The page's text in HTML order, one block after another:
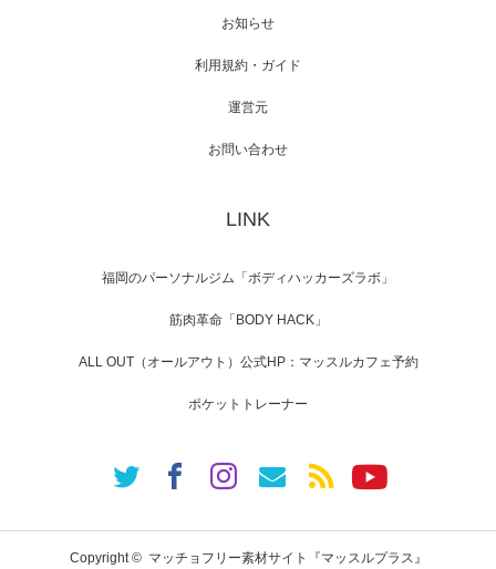
【TV】NHK BS「COOL JAPAN 」にてマッス
「ねとらぼ」さんに…
お知らせ
利用規約・ガイド
運営元
お問い合わせ
LINK
福岡のパーソナルジム「ボディハッカーズラボ」
筋肉革命「BODY HACK」
ALL OUT（オールアウト）公式HP：マッスルカフェ予約
ポケットトレーナー
Copyright © マッチョフリー素材サイト『マッスルプラス』